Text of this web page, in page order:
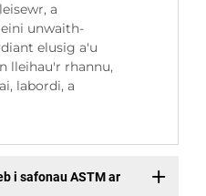
a
unwaith-
elusig a'u
lleihau'r rhannu,
labordi, a
i safonau ASTM ar